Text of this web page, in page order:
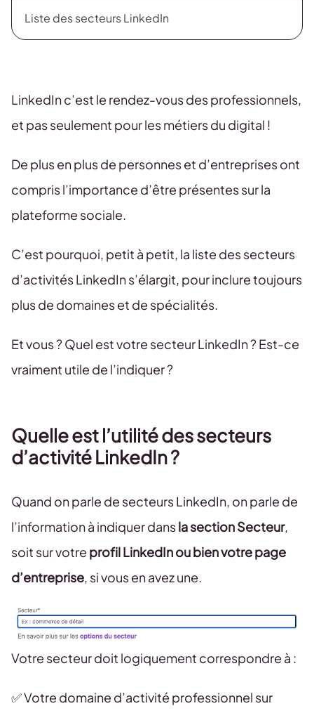
Liste des secteurs LinkedIn
LinkedIn c’est le rendez-vous des professionnels,
et pas seulement pour les métiers du digital !
De plus en plus de personnes et d’entreprises ont
compris l’importance d’être présentes sur la
plateforme sociale.
C’est pourquoi, petit à petit, la liste des secteurs
d’activités LinkedIn s’élargit, pour inclure toujours
plus de domaines et de spécialités.
Et vous ? Quel est votre secteur LinkedIn ? Est-ce
vraiment utile de l’indiquer ?
Quelle est l’utilité des secteurs
d’activité LinkedIn ?
Quand on parle de secteurs LinkedIn, on parle de
l’information à indiquer dansla section Secteur,
soit sur votre profil LinkedIn ou bien votre page
d’entreprise, si vous en avez une.
Votre secteur doit logiquement correspondre à :
✅ Votre domaine d’activité professionnel sur